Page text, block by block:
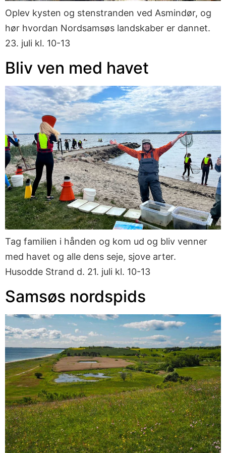
Oplev kysten og stenstranden ved Asmindør, og
hør hvordan Nordsamsøs landskaber er dannet.
23. juli kl. 10-13
Bliv ven med havet
Tag familien i hånden og kom ud og bliv venner
med havet og alle dens seje, sjove arter.
Husodde Strand d. 21. juli kl. 10-13
Samsøs nordspids